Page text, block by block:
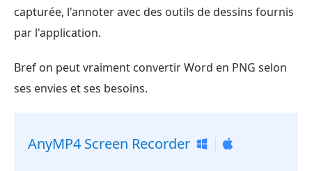
capturée, l'annoter avec des outils de dessins fournis
par l'application.
Bref on peut vraiment convertir Word en PNG selon
ses envies et ses besoins.
AnyMP4 Screen Recorder